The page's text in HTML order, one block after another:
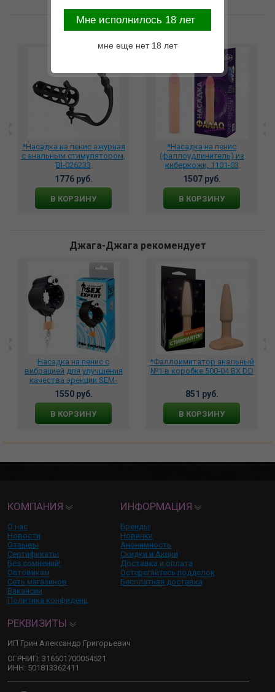
Возможные варианты замены
*Насадка на пенис ажурная
с анальным стимулятором,
BI-026233
1776 руб.
В КОРЗИНУ
*Насадка на пенис
(фаллоудлинитель) из
киберкожи, 1101-03
1507 руб.
В КОРЗИНУ
Джага-Джага рекомендует
Насадка на пенис с
вибрацией для улучшения
качества эрекции SEM-
55190
1550 руб.
В КОРЗИНУ
*Фаллоимитатор анальный
№1 в коробке 500-04 BX DD
851 руб.
В КОРЗИНУ
КОМПАНИЯ
О нас
Новости
Отзывы
Сертификаты
Без сомнений!
Оптовикам
Сеть магазинов
Вакансии
Политика конфиденц.
ИНФОРМАЦИЯ
Бренды
Новинки
Анонимность
Скидки и Акции
Доставка и оплата
Остерегайтесь подделок
Бесплатная доставка
РЕКВИЗИТЫ
ИП Грин Александр Григорьевич
ОГРНИП: 316501700054521
ИНН: 501813362411
Mне исполнилось 18 лет
мне еще нет 18 лет